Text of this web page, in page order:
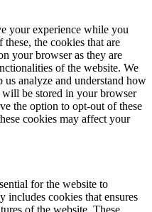
your experience while you
the cookies that are
your browser as they are
of the website. We
analyze and understand how
be stored in your browser
the option to opt-out of these
cookies may affect your
for the website to
cookies that ensures